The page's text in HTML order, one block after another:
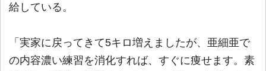
給している。
「実家に戻ってきて5キロ増えましたが、亜細亜で
の内容濃い練習を消化すれば、すぐに痩せます。素